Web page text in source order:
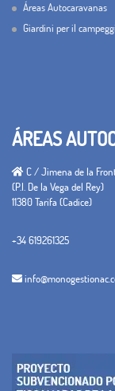
Áreas Autocaravanas
Giardini per il
ÁREAS
C / Jimena de la
(P.I. De la Vega del Rey)
11380 Tarifa (Cadice)
+34 619261325